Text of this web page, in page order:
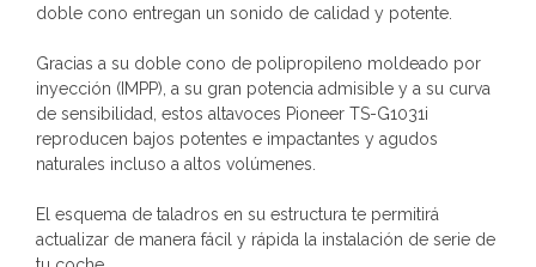
doble cono entregan un sonido de calidad y potente.
Gracias a su doble cono de polipropileno moldeado por
inyección (IMPP), a su gran potencia admisible y a su curva
de sensibilidad, estos altavoces Pioneer TS-G1031i
reproducen bajos potentes e impactantes y agudos
naturales incluso a altos volúmenes.
El esquema de taladros en su estructura te permitirá
actualizar de manera fácil y rápida la instalación de serie de